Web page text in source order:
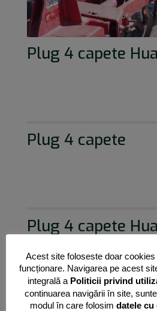
Plug 4 capete
Plug 4 capete
Plug 4 capete
Acest site foloseste doar
funcționare. Navigarea pe acest
integrală a Politicii privind
continuarea navigării în site,
modul în care folosim datele cu